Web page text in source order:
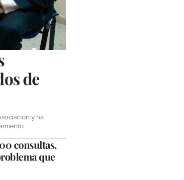
de
y ha
consultas,
que